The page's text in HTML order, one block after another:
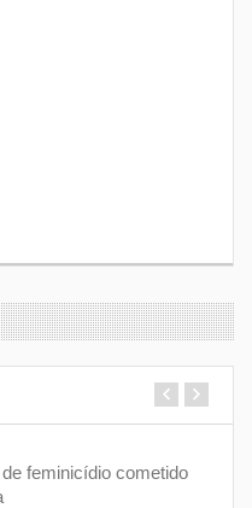
feminicídio cometido